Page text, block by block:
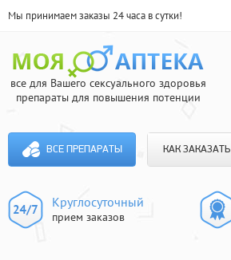
Мы принимаем заказы 24 часа в сутки!
все для Вашего сексуального здоровья
препараты для повышения потенции
ВСЕ ПРЕПАРАТЫ КАК ЗАКАЗАТЬ
Круглосуточный
прием заказов